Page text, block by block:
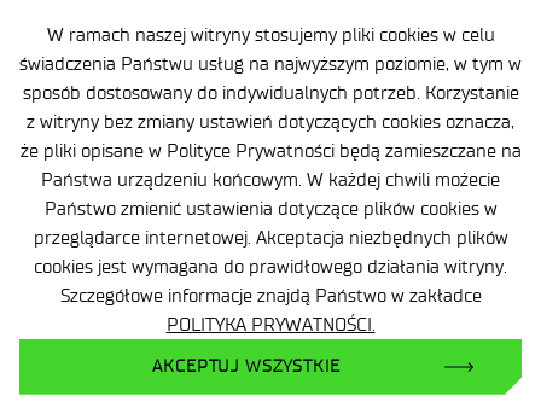
W ramach naszej witryny stosujemy pliki cookies w celu
świadczenia Państwu usług na najwyższym poziomie, w tym w
sposób dostosowany do indywidualnych potrzeb. Korzystanie
z witryny bez zmiany ustawień dotyczących cookies oznacza,
że pliki opisane w Polityce Prywatności będą zamieszczane na
Państwa urządzeniu końcowym. W każdej chwili możecie
Państwo zmienić ustawienia dotyczące plików cookies w
przeglądarce internetowej. Akceptacja niezbędnych plików
cookies jest wymagana do prawidłowego działania witryny.
Szczegółowe informacje znajdą Państwo w zakładce
POLITYKA PRYWATNOŚCI.
AKCEPTUJ WSZYSTKIE
w przeglądarce
Chrome
Zarządzanie plikami cookies
w przeglądarceOpera
Zarządzanie plikami cookies
w przeglądarceFireFox
Zarządzanie plikami cookies
w przeglądarceEdge
Zarządzanie plikami cookies
w przeglądarceSafari
Zarządzanie plikami cookies
w przeglądarceInternet Explorer 11